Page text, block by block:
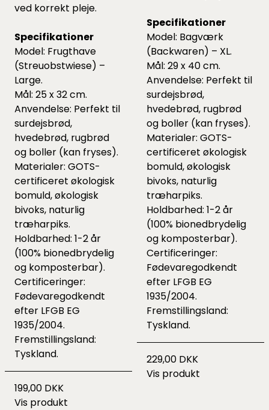
ved korrekt pleje.
Specifikationer
Model: Frugthave
(Streuobstwiese) –
Large.
Mål: 25 x 32 cm.
Anvendelse: Perfekt til
surdejsbrød,
hvedebrød, rugbrød
og boller (kan fryses).
Materialer: GOTS-
certificeret økologisk
bomuld, økologisk
bivoks, naturlig
træharpiks.
Holdbarhed: 1-2 år
(100% bionedbrydelig
og komposterbar).
Certificeringer:
Fødevaregodkendt
efter LFGB EG
1935/2004.
Fremstillingsland:
Tyskland.
199,00 DKK
Vis produkt
Specifikationer
Model: Bagværk
(Backwaren) – XL.
Mål: 29 x 40 cm.
Anvendelse: Perfekt til
surdejsbrød,
hvedebrød, rugbrød
og boller (kan fryses).
Materialer: GOTS-
certificeret økologisk
bomuld, økologisk
bivoks, naturlig
træharpiks.
Holdbarhed: 1-2 år
(100% bionedbrydelig
og komposterbar).
Certificeringer:
Fødevaregodkendt
efter LFGB EG
1935/2004.
Fremstillingsland:
Tyskland.
229,00 DKK
Vis produkt